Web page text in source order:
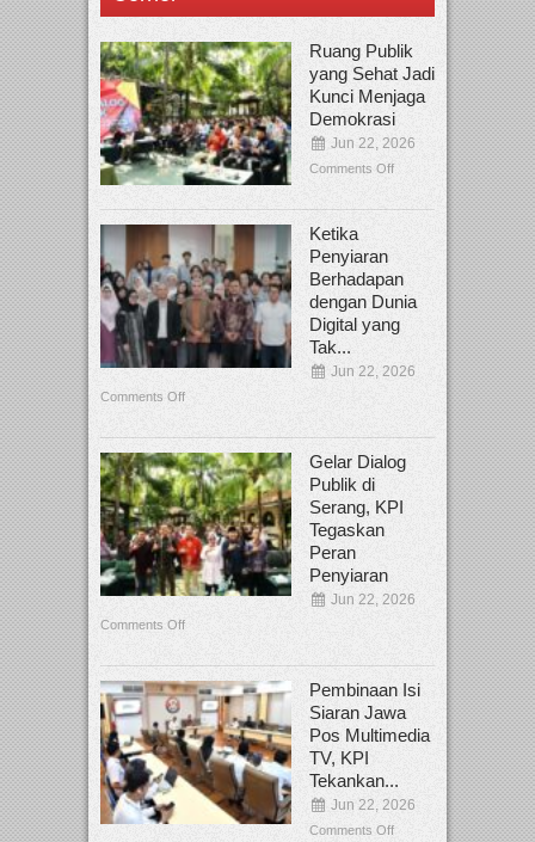
Ruang Publik
yang Sehat Jadi
Kunci Menjaga
Demokrasi
Jun 22, 2026
Comments Off
Ketika
Penyiaran
Berhadapan
dengan Dunia
Digital yang
Tak...
Jun 22, 2026
Comments Off
Gelar Dialog
Publik di
Serang, KPI
Tegaskan
Peran
Penyiaran
Jun 22, 2026
Comments Off
Pembinaan Isi
Siaran Jawa
Pos Multimedia
TV, KPI
Tekankan...
Jun 22, 2026
Comments Off